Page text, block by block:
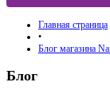
Главная страница
•
Блог магазина
Блог